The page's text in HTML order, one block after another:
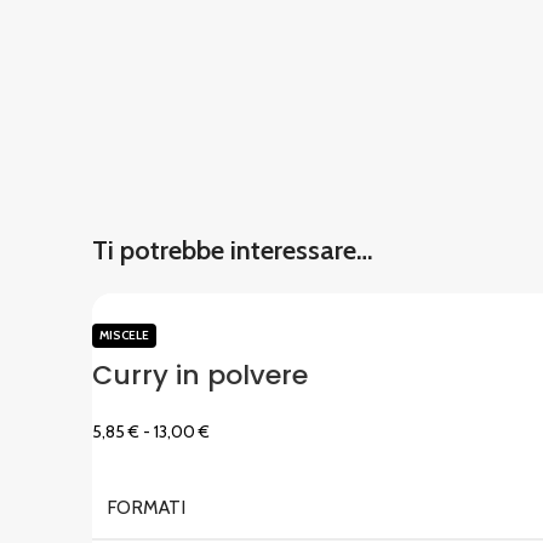
Ti potrebbe interessare…
Curry in polvere
MISCELE
5,85€ - 13,00€
FORMATI